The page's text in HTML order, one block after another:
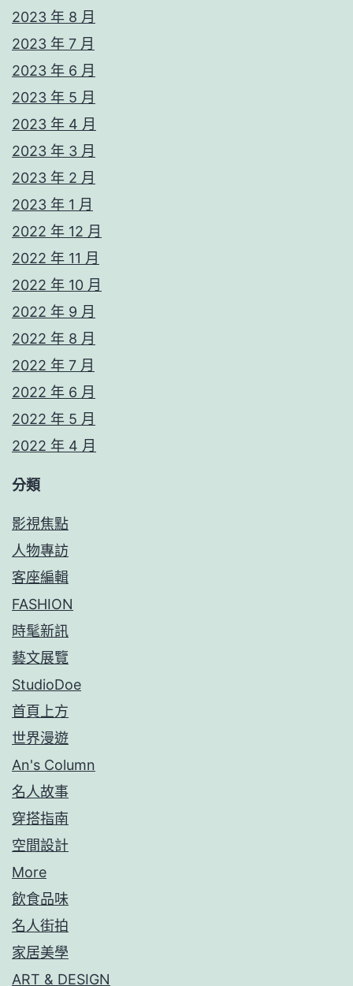
2023 年 8 月
2023 年 7 月
2023 年 6 月
2023 年 5 月
2023 年 4 月
2023 年 3 月
2023 年 2 月
2023 年 1 月
2022 年 12 月
2022 年 11 月
2022 年 10 月
2022 年 9 月
2022 年 8 月
2022 年 7 月
2022 年 6 月
2022 年 5 月
2022 年 4 月
分類
影視焦點
人物專訪
客座編輯
FASHION
時髦新訊
藝文展覽
StudioDoe
首頁上方
世界漫遊
An's Column
名人故事
穿搭指南
空間設計
More
飲食品味
名人街拍
家居美學
ART & DESIGN